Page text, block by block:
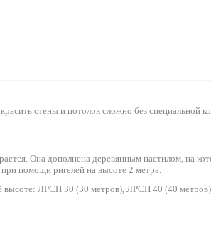
стены и потолок сложно без специальной
Она дополнена деревянным настилом, на
помощи ригелей на высоте 2 метра.
высоте: ЛРСП 30 (30 метров), ЛРСП 40 (40